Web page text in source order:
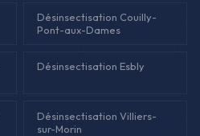
Désinsectisation Couilly-
Pont-aux-Dames
Désinsectisation Esbly
Désinsectisation Villiers-
sur-Morin